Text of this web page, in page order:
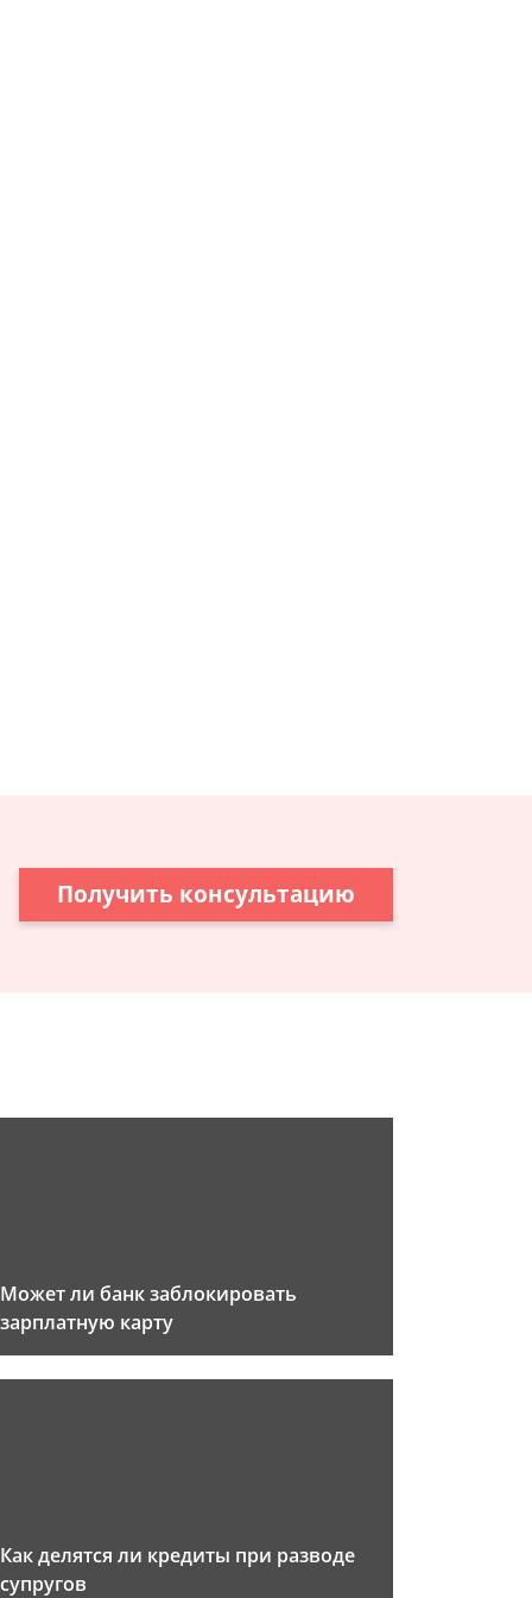
Получить консультацию
Может ли банк заблокировать
зарплатную карту
Как делятся ли кредиты при разводе
супругов